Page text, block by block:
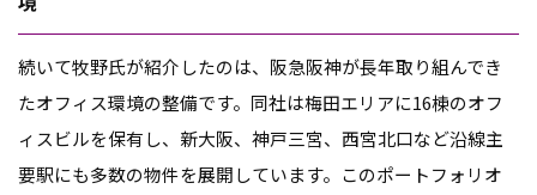
続いて牧野氏が紹介したのは、阪急阪神が長年取り組んでき
たオフィス環境の整備です。同社は梅田エリアに16棟のオフ
ィスビルを保有し、新大阪、神戸三宮、西宮北口など沿線主
要駅にも多数の物件を展開しています。このポートフォリオ